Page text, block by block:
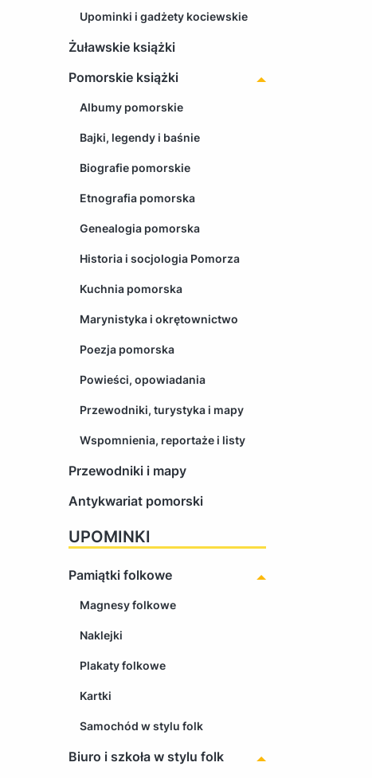
Upominki i gadżety kociewskie
Żuławskie książki
Pomorskie książki
Albumy pomorskie
Bajki, legendy i baśnie
Biografie pomorskie
Etnografia pomorska
Genealogia pomorska
Historia i socjologia Pomorza
Kuchnia pomorska
Marynistyka i okrętownictwo
Poezja pomorska
Powieści, opowiadania
Przewodniki, turystyka i mapy
Wspomnienia, reportaże i listy
Przewodniki i mapy
Antykwariat pomorski
UPOMINKI
Pamiątki folkowe
Magnesy folkowe
Naklejki
Plakaty folkowe
Kartki
Samochód w stylu folk
Biuro i szkoła w stylu folk